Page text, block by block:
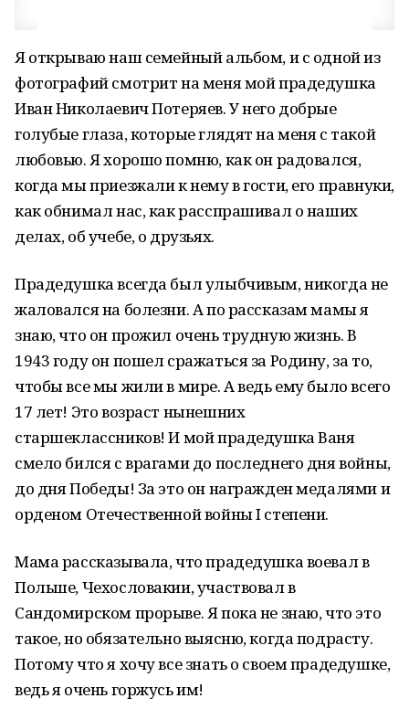
Я открываю наш семейный альбом, и с одной из
фотографий смотрит на меня мой прадедушка
Иван Николаевич Потеряев. У него добрые
голубые глаза, которые глядят на меня с такой
любовью. Я хорошо помню, как он радовался,
когда мы приезжали к нему в гости, его правнуки,
как обнимал нас, как расспрашивал о наших
делах, об учебе, о друзьях.
Прадедушка всегда был улыбчивым, никогда не
жаловался на болезни. А по рассказам мамы я
знаю, что он прожил очень трудную жизнь. В
1943 году он пошел сражаться за Родину, за то,
чтобы все мы жили в мире. А ведь ему было всего
17 лет! Это возраст нынешних
старшеклассников! И мой прадедушка Ваня
смело бился с врагами до последнего дня войны,
до дня Победы! За это он награжден медалями и
орденом Отечественной войны I степени.
Мама рассказывала, что прадедушка воевал в
Польше, Чехословакии, участвовал в
Сандомирском прорыве. Я пока не знаю, что это
такое, но обязательно выясню, когда подрасту.
Потому что я хочу все знать о своем прадедушке,
ведь я очень горжусь им!